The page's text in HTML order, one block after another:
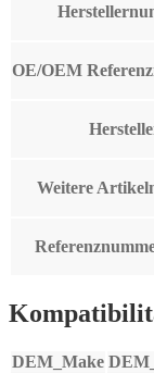
OE/OEM
Weitere
DEM_Make